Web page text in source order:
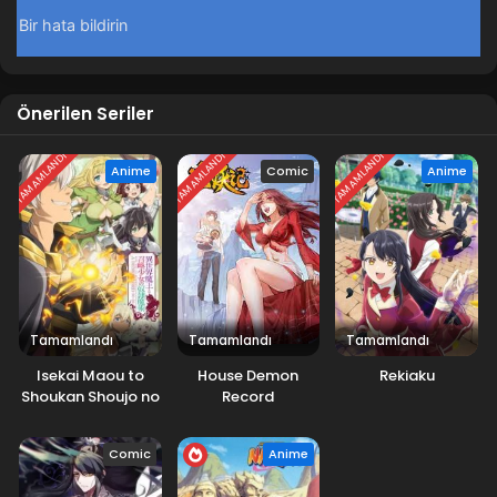
Önerilen Seriler
TAMAMLANDI Anime
Tamamlandı
Isekai Maou to
Shoukan Shoujo no
TAMAMLANDI Comic
Tamamlandı
House Demon
Record
TAMAMLANDI Anime
Tamamlandı
Rekiaku
Comic Anime